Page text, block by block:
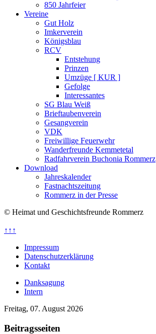
850 Jahrfeier
Vereine
Gut Holz
Imkerverein
Königsblau
RCV
Entstehung
Prinzen
Umzüge [ KUR ]
Gefolge
Interessantes
SG Blau Weiß
Brieftaubenverein
Gesangverein
VDK
Freiwillige Feuerwehr
Wanderfreunde Kemmetetal
Radfahrverein Buchonia Rommerz
Download
Jahreskalender
Fastnachtszeitung
Rommerz in der Presse
© Heimat und Geschichtsfreunde Rommerz
↑↑↑
Impressum
Datenschutzerklärung
Kontakt
Danksagung
Intern
Freitag, 07. August 2026
Beitragsseiten